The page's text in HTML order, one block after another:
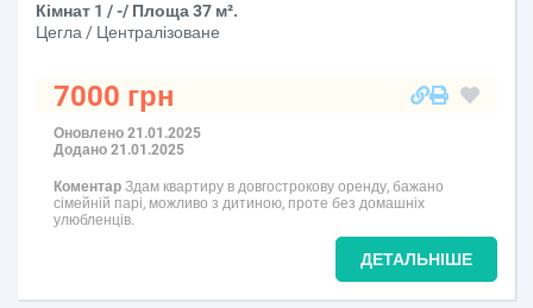
Кімнат 1 / -/ Площа 37 м².
Цегла / Централізоване
7000 грн
Оновлено 21.01.2025
Додано 21.01.2025
Коментар Здам квартиру в довгострокову оренду, бажано
сімейній парі, можливо з дитиною, проте без домашніх
улюбленців.
ДЕТАЛЬНІШЕ